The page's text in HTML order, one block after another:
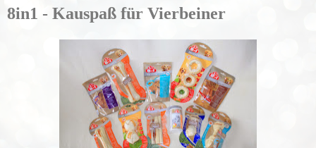
8in1 - Kauspaß für Vierbeiner